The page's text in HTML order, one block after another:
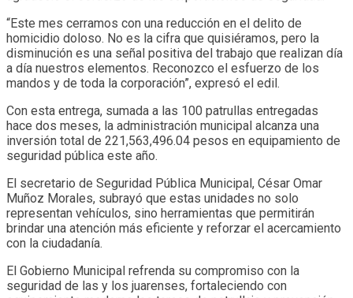
“Este mes cerramos con una reducción en el delito de
homicidio doloso. No es la cifra que quisiéramos, pero la
disminución es una señal positiva del trabajo que realizan día
a día nuestros elementos. Reconozco el esfuerzo de los
mandos y de toda la corporación”, expresó el edil.
Con esta entrega, sumada a las 100 patrullas entregadas
hace dos meses, la administración municipal alcanza una
inversión total de 221,563,496.04 pesos en equipamiento de
seguridad pública este año.
El secretario de Seguridad Pública Municipal, César Omar
Muñoz Morales, subrayó que estas unidades no solo
representan vehículos, sino herramientas que permitirán
brindar una atención más eficiente y reforzar el acercamiento
con la ciudadanía.
El Gobierno Municipal refrenda su compromiso con la
seguridad de las y los juarenses, fortaleciendo con